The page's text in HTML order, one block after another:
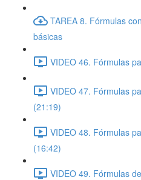
TAREA 8. Fórmulas
básicas
VIDEO 46. Fórmulas
VIDEO 47. Fórmulas
(21:19)
VIDEO 48. Fórmulas
(16:42)
VIDEO 49. Fórmulas